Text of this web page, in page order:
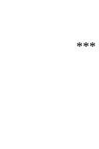
***